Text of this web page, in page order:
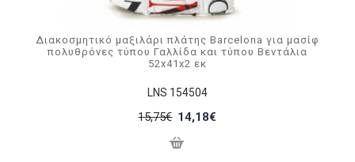
LNS 154504
Διακοσμητικό μαξιλάρι πλάτης Barcelona για μασίφ
πολυθρόνες τύπου Γαλλίδα και τύπου Βεντάλια
52x41x2 εκ
15,75€ 14,18€